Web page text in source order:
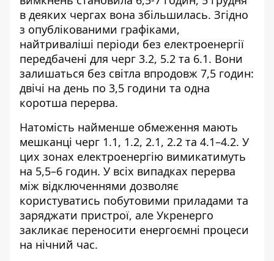
в деяких чергах вона збільшилась. Згідно
з опублікованими графіками,
найтриваліші періоди без електроенергії
передбачені для черг 3.2, 5.2 та 6.1. Вони
залишаться без світла впродовж 7,5 годин:
двічі на день по 3,5 години та одна
коротша перерва.
Натомість найменше обмеження мають
мешканці черг 1.1, 1.2, 2.1, 2.2 та 4.1–4.2. У
цих зонах електроенергію вимикатимуть
на 5,5–6 годин. У всіх випадках перерва
між відключеннями дозволяє
користуватись побутовими приладами та
заряджати пристрої, але Укренерго
закликає переносити енергоємні процеси
на нічний час.